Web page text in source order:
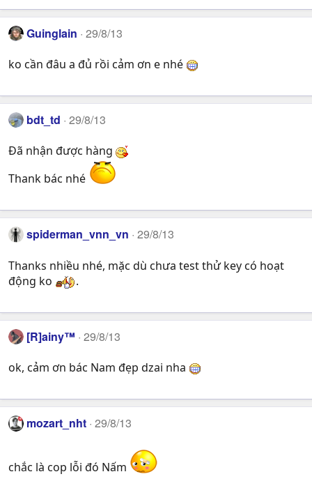
Guinglain 29/8/13
ko cần đâu a đủ rồi cảm ơn e nhé
bdt_td 29/8/13
Đã nhận được hàng
Thank bác nhé
spiderman_vnn_vn 29/8/13
Thanks nhiều nhé, mặc dù chưa test thử key có hoạt
động ko
.
[R]ainy™ 29/8/13
ok, cảm ơn bác Nam đẹp dzai nha
mozart_nht 29/8/13
chắc là cop lỗi đó Nấm